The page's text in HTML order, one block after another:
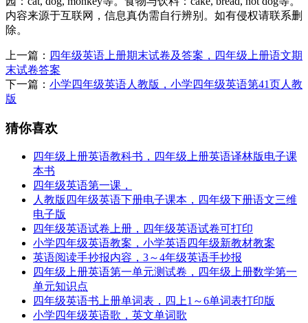
内容来源于互联网，信息真伪需自行辨别。如有侵权请联系删
除。
上一篇： 四年级英语上册期末试卷及答案，四年级上册语文期
末试卷答案
下一篇： 小学四年级英语人教版，小学四年级英语第41页人教
版
猜你喜欢
四年级上册英语教科书，四年级上册英语译林版电子课
本书
四年级英语第一课，
人教版四年级英语下册电子课本，四年级下册语文三维
电子版
四年级英语试卷上册，四年级英语试卷可打印
小学四年级英语教案，小学英语四年级新教材教案
英语阅读手抄报内容，3～4年级英语手抄报
四年级上册英语第一单元测试卷，四年级上册数学第一
单元知识点
四年级英语书上册单词表，四上1～6单词表打印版
小学四年级英语歌，英文单词歌